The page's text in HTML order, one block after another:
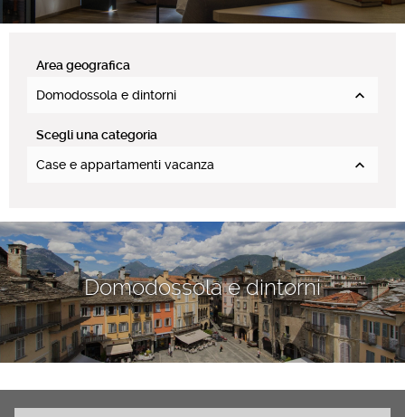
EVENTI E ISPIRAZIONI
Area geografica
Domodossola e dintorni
Scegli una categoria
Case e appartamenti vacanza
Domodossola e dintorni